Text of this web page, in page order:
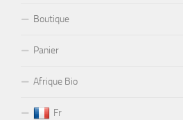
Boutique
Panier
Afrique Bio
Fr